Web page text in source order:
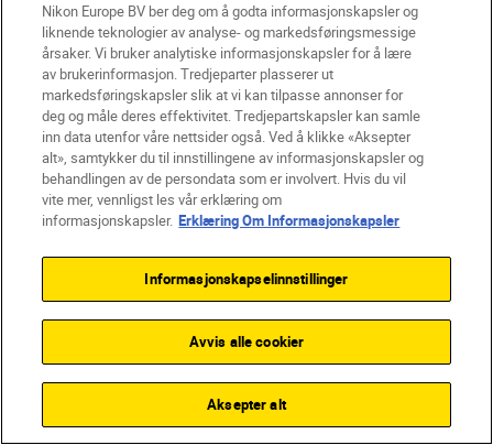
Nikon Europe BV ber deg om å godta informasjonskapsler og
liknende teknologier av analyse- og markedsføringsmessige
årsaker. Vi bruker analytiske informasjonskapsler for å lære
av brukerinformasjon. Tredjeparter plasserer ut
markedsføringskapsler slik at vi kan tilpasse annonser for
deg og måle deres effektivitet. Tredjepartskapsler kan samle
inn data utenfor våre nettsider også. Ved å klikke «Aksepter
alt», samtykker du til innstillingene av informasjonskapsler og
behandlingen av de persondata som er involvert. Hvis du vil
vite mer, vennligst les vår erklæring om
informasjonskapsler. Erklæring Om Informasjonskapsler
Informasjonskapselinnstillinger
Avvis alle cookier
Aksepter alt